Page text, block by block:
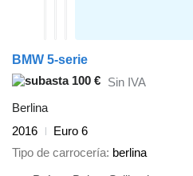
BMW 5-serie
100 € Sin IVA
Berlina
2016
Euro 6
Tipo de carrocería berlina